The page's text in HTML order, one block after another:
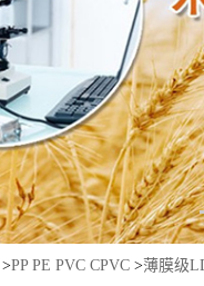
>PP PE PVC CPVC >薄膜级